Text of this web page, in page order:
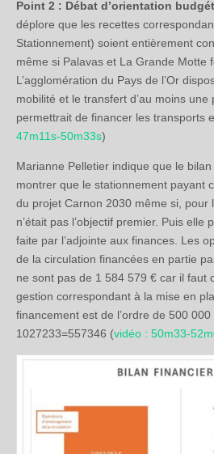
Point 2 : Débat d’orientation
déplore que les recettes
Stationnement) soient entièrement
même si Palavas et La Grande Motte
L’agglomération du Pays de l’Or
mobilité et le transfert d’au moins
permettrait de financer les transports
47m11s-50m33s)
Marianne Pelletier indique que le
montrer que le stationnement payant
du projet Carnon 2030 même si, pour
n’était pas l’objectif premier. Puis elle
faite par l’adjointe aux finances. Les
de la circulation financées en partie
ne sont pas de 1 584 579 € car il faut
gestion correspondant à la mise en
financement est de l’ordre de 500
1027233=557346 (vidéo : 50m33-